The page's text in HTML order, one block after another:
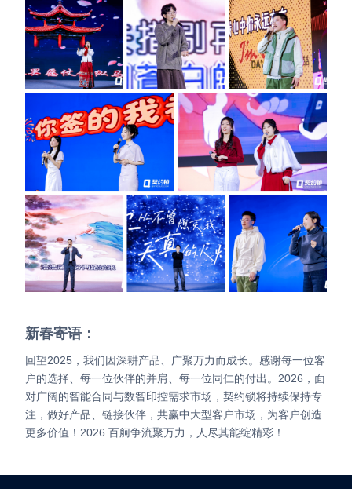
新春寄语：
回望2025，我们因深耕产品、广聚万力而成长。感谢每一位客
户的选择、每一位伙伴的并肩、每一位同仁的付出。 2026，面
对广阔的智能合同与数智印控需求市场，契约锁将持续保持专
注，做好产品、链接伙伴，共赢中大型客户市场，为客户创造
更多价值！ 2026 百舸争流聚万力，人尽其能绽精彩！